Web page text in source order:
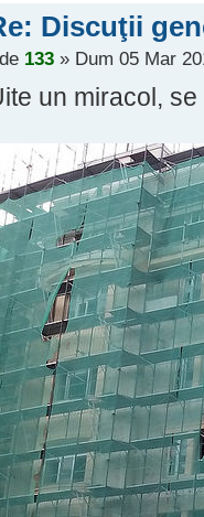
Discuţii
de 133» Dum 05 Mar
un miracol,